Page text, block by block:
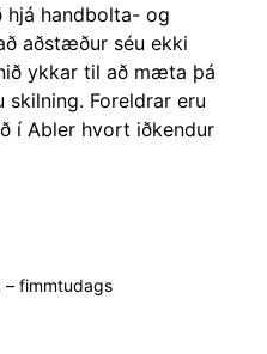
handbolta- og
aðstæður séu ekki
ykkar til að mæta þá
skilning. Foreldrar eru
í Abler hvort iðkendur
– fimmtudags